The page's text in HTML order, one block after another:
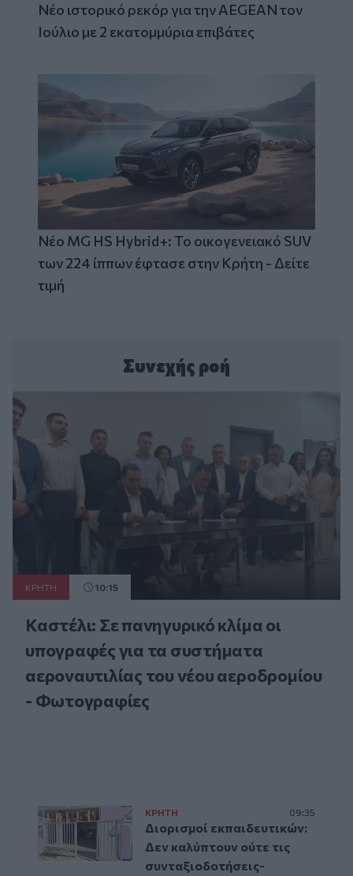
Νέο ιστορικό ρεκόρ για την AEGEAN τον
Ιούλιο με 2 εκατομμύρια επιβάτες
Νέο MG HS Hybrid+: Το οικογενειακό SUV
των 224 ίππων έφτασε στην Κρήτη - Δείτε
τιμή
Συνεχής ροή
ΚΡΗΤΗ 10:15
Καστέλι: Σε πανηγυρικό κλίμα οι
υπογραφές για τα συστήματα
αεροναυτιλίας του νέου αεροδρομίου
- Φωτογραφίες
ΚΡΗΤΗ 09:35
Διορισμοί εκπαιδευτικών:
Δεν καλύπτουν ούτε τις
συνταξιοδοτήσεις-